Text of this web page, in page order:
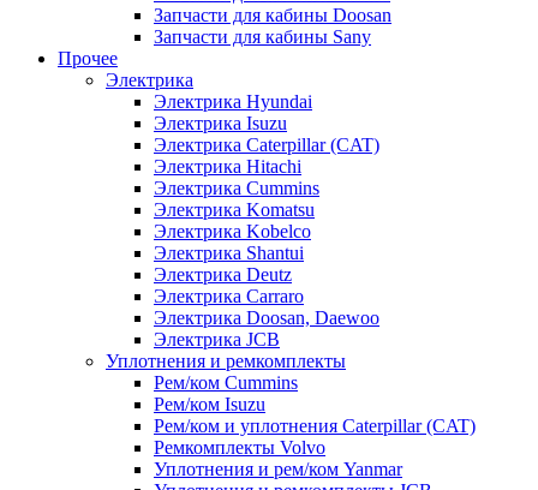
Запчасти для кабины Doosan
Запчасти для кабины Sany
Прочее
Электрика
Электрика Hyundai
Электрика Isuzu
Электрика Caterpillar (CAT)
Электрика Hitachi
Электрика Cummins
Электрика Komatsu
Электрика Kobelco
Электрика Shantui
Электрика Deutz
Электрика Carraro
Электрика Doosan, Daewoo
Электрика JCB
Уплотнения и ремкомплекты
Рем/ком Cummins
Рем/ком Isuzu
Рем/ком и уплотнения Caterpillar (CAT)
Ремкомплекты Volvo
Уплотнения и рем/ком Yanmar